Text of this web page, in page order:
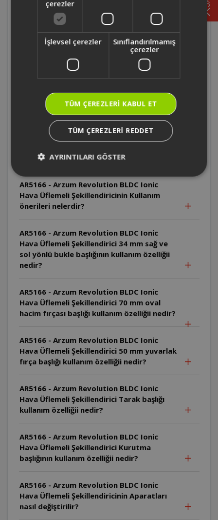
kaç yıldır?
AR5166 - Arzum Revolution BLDC Ionic
Hava Üflemeli Şekillendirici temizliği nasıl
Hava Üflemeli Şekillendirici bukle
başlıklarının kullanımı nasıldır?
AR5166 - Arzum Revolution BLDC Ionic
çalışmaktadır?
AR5166 - Arzum Revolution BLDC Ionic
Hava Üflemeli Şekillendiricinin Kullanım
önerileri nelerdir?
AR5166 - Arzum Revolution BLDC Ionic
Hava Üflemeli Şekillendirici 34 mm sağ ve
sol yönlü bukle başlığının kullanım özelliğii
nedir?
AR5166 - Arzum Revolution BLDC Ionic
Hava Üflemeli Şekillendirici 70 mm oval
hacim fırçası başlığı kullanım özelliğii nedir?
AR5166 - Arzum Revolution BLDC Ionic
Hava Üflemeli Şekillendirici 50 mm yuvarlak
fırça başlığı kullanım özelliğii nedir?
AR5166 - Arzum Revolution BLDC Ionic
Hava Üflemeli Şekillendirici Tarak başlığı
kullanım özelliğii nedir?
AR5166 - Arzum Revolution BLDC Ionic
Hava Üflemeli Şekillendirici Kurutma
başlığının kullanım özelliğii nedir?
AR5166 - Arzum Revolution BLDC Ionic
Hava Üflemeli Şekillendiricinin Aparatları
nasıl değiştirilir?
çerezler
İşlevsel çerezler
Sınıflandırılmamış
çerezler
TÜM ÇEREZLERI KABUL ET
TÜM ÇEREZLERI REDDET
AYRINTILARI GÖSTER